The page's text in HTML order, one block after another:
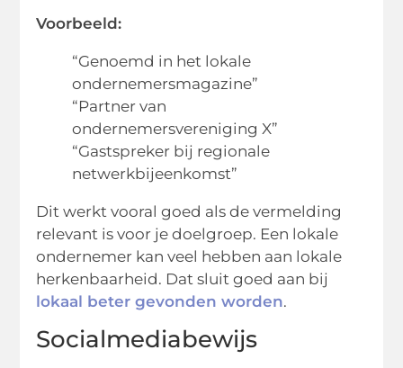
Voorbeeld:
“Genoemd in het lokale
ondernemersmagazine”
“Partner van
ondernemersvereniging X”
“Gastspreker bij regionale
netwerkbijeenkomst”
Dit werkt vooral goed als de vermelding
relevant is voor je doelgroep. Een lokale
ondernemer kan veel hebben aan lokale
herkenbaarheid. Dat sluit goed aan bij
lokaal beter gevonden worden.
Socialmediabewijs